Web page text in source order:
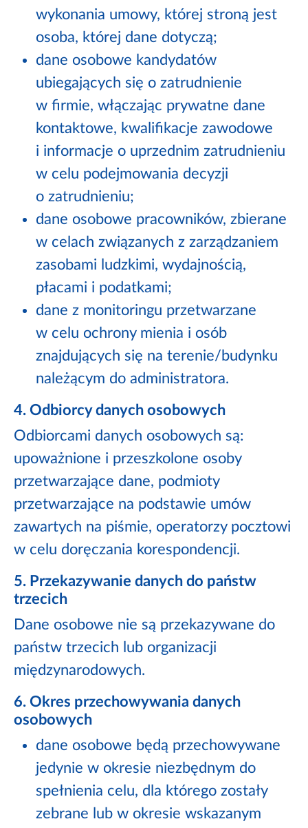
wykonania umowy, której stroną jest
osoba, której dane dotyczą;
dane osobowe kandydatów
ubiegających się o zatrudnienie
w firmie, włączając prywatne dane
kontaktowe, kwalifikacje zawodowe
i informacje o uprzednim zatrudnieniu
w celu podejmowania decyzji
o zatrudnieniu;
dane osobowe pracowników, zbierane
w celach związanych z zarządzaniem
zasobami ludzkimi, wydajnością,
płacami i podatkami;
dane z monitoringu przetwarzane
w celu ochrony mienia i osób
znajdujących się na terenie/budynku
należącym do administratora.
4. Odbiorcy danych osobowych
Odbiorcami danych osobowych są:
upoważnione i przeszkolone osoby
przetwarzające dane, podmioty
przetwarzające na podstawie umów
zawartych na piśmie, operatorzy pocztowi
w celu doręczania korespondencji.
5. Przekazywanie danych do państw
trzecich
Dane osobowe nie są przekazywane do
państw trzecich lub organizacji
międzynarodowych.
6. Okres przechowywania danych
osobowych
dane osobowe będą przechowywane
jedynie w okresie niezbędnym do
spełnienia celu, dla którego zostały
zebrane lub w okresie wskazanym